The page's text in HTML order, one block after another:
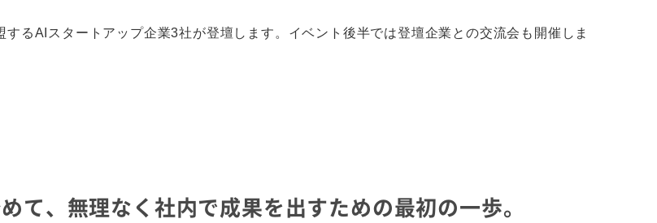
するAIスタートアップ企業3社が登壇します。イベント後半では登壇企業との交流会も開催しま
、無理なく社内で成果を出すための最初の一歩。